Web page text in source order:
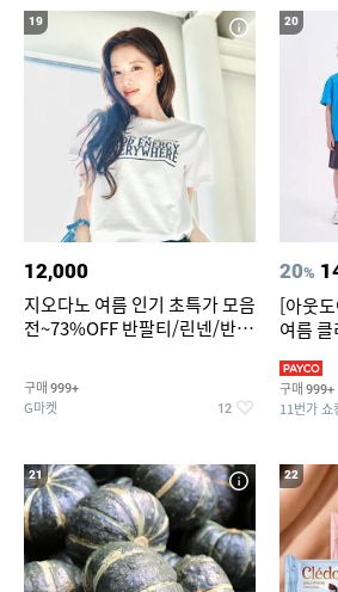
19
12,000
지오다노 여름 인기 초특가 모음
전~73%OFF 반팔티/린넨/반바
구매 999+
G마켓 12
20
20%
[아웃
여름
구매 999+
11번가 쇼
21 22